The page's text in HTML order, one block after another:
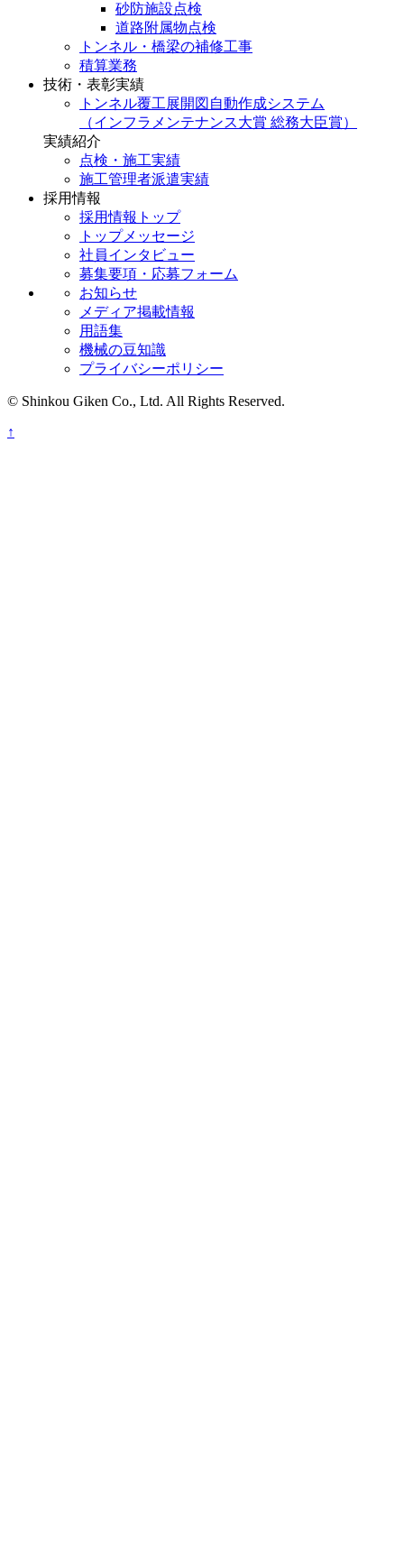
砂防施設点検
道路附属物点検
トンネル・橋梁の補修工事
積算業務
技術・表彰実績
トンネル覆工展開図自動作成システム
（インフラメンテナンス大賞 総務大臣賞）
実績紹介
点検・施工実績
施工管理者派遣実績
採用情報
採用情報トップ
トップメッセージ
社員インタビュー
募集要項・応募フォーム
お知らせ
メディア掲載情報
用語集
機械の豆知識
プライバシーポリシー
© Shinkou Giken Co., Ltd. All Rights Reserved.
↑